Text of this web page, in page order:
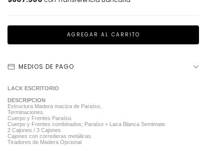
MEDIOS DE PAGO
LACK ESCRITORIO
DESCRIPCION
Estructura Madera maciza de Paraíso.
Terminaciones.
Cuerpo y Frentes Paraíso.
Cuerpo y Frentes combinados; Paraíso + Laca Blanca Semimate
2 Cajones / 3 Cajones
Cajones con correderas metálicas.
Tiradores de Madera Opcional